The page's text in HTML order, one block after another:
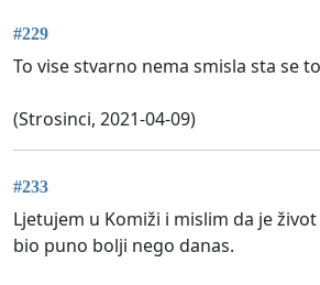
#229
To vise stvarno nema smisla sta se
(Strosinci, 2021-04-09)
#233
Ljetujem u Komiži i mislim da je
bio puno bolji nego danas.